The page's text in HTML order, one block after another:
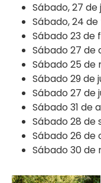
Sábado, 27 de
Sábado, 24
Sábado 23 de
Sábado 27 de
Sábado 25 de
Sábado 29 de
Sábado 27 de
Sábado 31 de
Sábado 28 de
Sábado 26 de
Sábado 30 de